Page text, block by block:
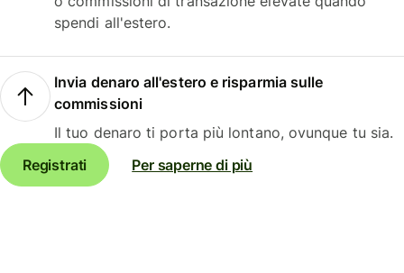
spendi all'estero.
Invia denaro all'estero e risparmia sulle
commissioni
Il tuo denaro ti porta più lontano, ovunque tu sia.
Registrati
Per saperne di più